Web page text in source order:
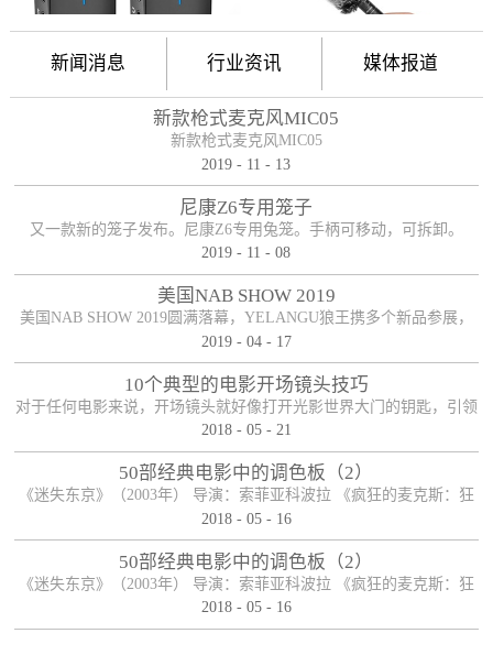
新闻消息 行业资讯 媒体报道
新款枪式麦克风MIC05
新款枪式麦克风MIC05
2019 - 11 - 13
尼康Z6专用笼子
又一款新的笼子发布。尼康Z6专用兔笼。手柄可移动，可拆卸。
2019 - 11 - 08
美国NAB SHOW 2019
美国NAB SHOW 2019圆满落幕，YELANGU狼王携多个新品参展，
参展期间新老朋友络绎不绝，收获满满！
2019 - 04 - 17
10个典型的电影开场镜头技巧
对于任何电影来说，开场镜头就好像打开光影世界大门的钥匙，引领
观众开启电影之旅。可以说，一部电影能否在一瞬间抓住观众的眼
对于导演和制作人员来说，开长镜头必然经过深思熟虑，有时候它可
以是整个电影故事的开端，有时候它也可以是整个电影故事的末尾，
启承转合，柳暗花明。下面便来说说电影开场镜头的十种典型手法。
【首尾呼应】这应该是最司空见惯也最简单粗暴...
2018 - 05 - 21
50部经典电影中的调色板（2）
《迷失东京》（2003年） 导演：索菲亚科波拉 《疯狂的麦克斯：狂
暴之路》（2015年） 导演： 乔治·米勒 《月升王国》（2012年） 导
得·潘》（1953年） 导演： 克莱德·吉诺尼米，威尔弗雷德·杰克逊，
汉密尔顿·卢斯科 ...
2018 - 05 - 16
50部经典电影中的调色板（2）
《迷失东京》（2003年） 导演：索菲亚科波拉 《疯狂的麦克斯：狂
暴之路》（2015年） 导演： 乔治·米勒 《月升王国》（2012年） 导
2018 - 05 - 16